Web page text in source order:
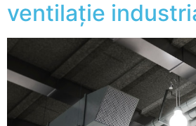
ventilație